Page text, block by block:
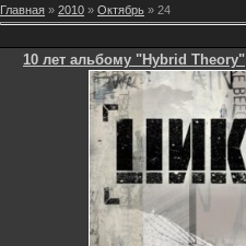
Главная » 2010 » Октябрь » 24
10 лет альбому "Hybrid Theory"